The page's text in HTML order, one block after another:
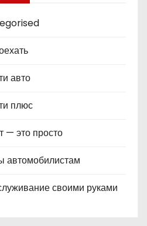
авто
плюс
— это просто
автомобилистам
своими руками